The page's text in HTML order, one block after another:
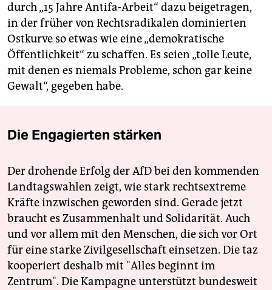
durch „15 Jahre Antifa-Arbeit“ dazu beigetragen,
in der früher von Rechtsradikalen dominierten
Ostkurve so etwas wie eine „demokratische
Öffentlichkeit“ zu schaffen. Es seien „tolle Leute,
mit denen es niemals Probleme, schon gar keine
Gewalt“, gegeben habe.
Die Engagierten stärken
Der drohende Erfolg der AfD bei den kommenden
Landtagswahlen zeigt, wie stark rechtsextreme
Kräfte inzwischen geworden sind. Gerade jetzt
braucht es Zusammenhalt und Solidarität. Auch
und vor allem mit den Menschen, die sich vor Ort
für eine starke Zivilgesellschaft einsetzen. Die taz
kooperiert deshalb mit "Alles beginnt im
Zentrum". Die Kampagne unterstützt bundesweit